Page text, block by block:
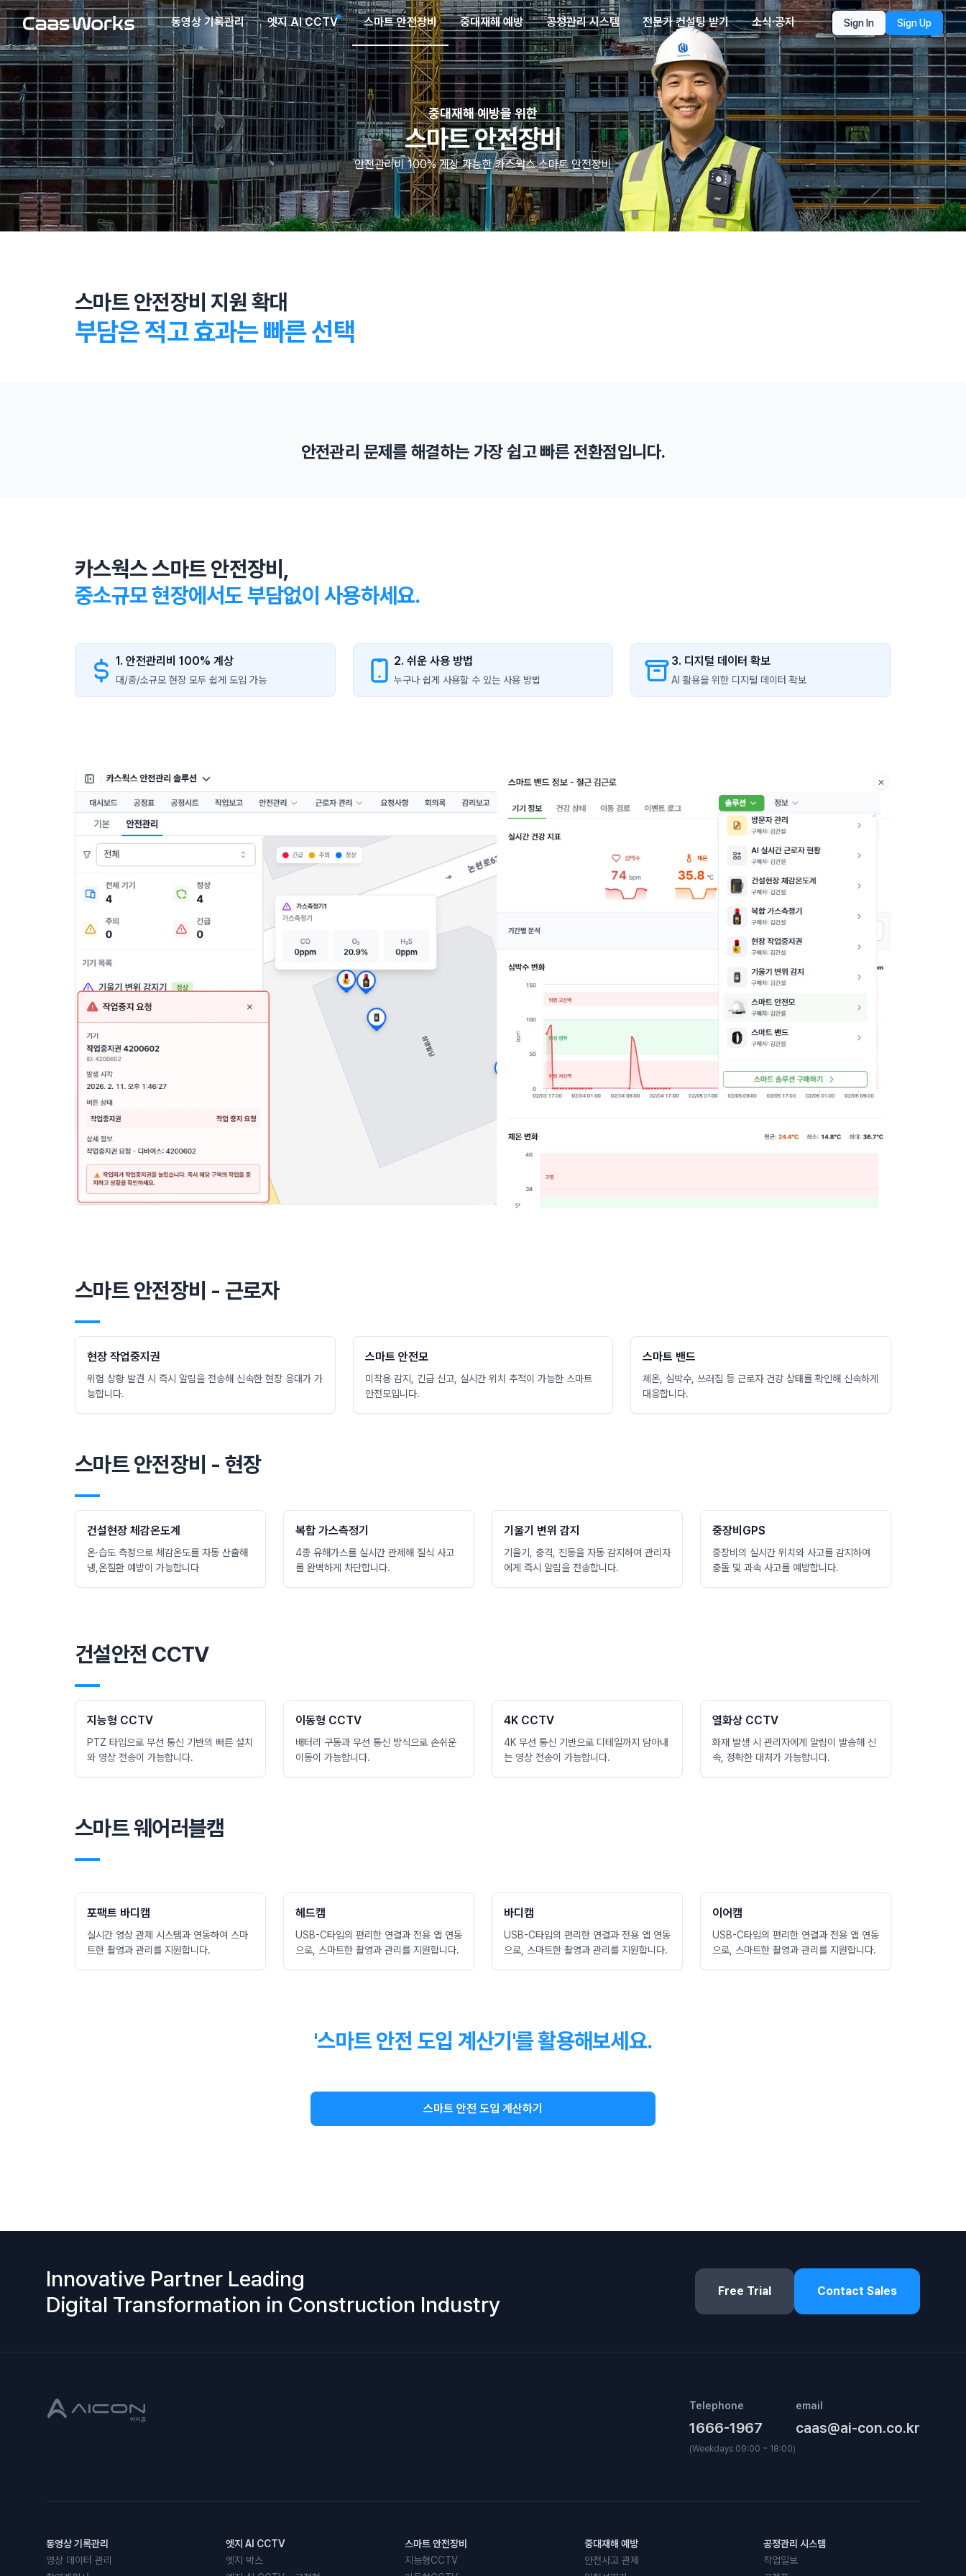
동영상 기록관리 엣지 AI CCTV 스마트 안전장비 중대재해 예방 공정관리 시스템 전문가 컨설팅 받기 소식·공지 Sign In Sign Up
중대재해 예방을 위한
스마트 안전장비
안전관리비 100% 계상 가능한 카스웍스 스마트 안전장비
스마트 안전장비 지원 확대
부담은 적고 효과는 빠른 선택
밀폐공간 공사 바디캠 스마트 장비 지원 확대
안전관리 문제를 해결하는 가장 쉽고 빠른 전환점입니다.
카스웍스 스마트 안전장비,
중소규모 현장에서도 부담없이 사용하세요.
1. 안전관리비 100% 계상
대/중/소규모 현장 모두 쉽게 도입 가능
2. 쉬운 사용 방법
누구나 쉽게 사용할 수 있는 사용 방법
3. 디지털 데이터 확보
AI 활용을 위한 디지털 데이터 확보
스마트 안전장비 - 근로자
―
현장 작업중지권
위험 상황 발견 시 즉시 알림을 전송해 신속한 현장 응대가 가
능합니다.
스마트 안전모
미착용 감지, 긴급 신고, 실시간 위치 추적이 가능한 스마트
안전모입니다.
스마트 밴드
체온, 심박수, 쓰러짐 등 근로자 건강 상태를 확인해 신속하게
대응합니다.
스마트 안전장비 - 현장
―
건설현장 체감온도계
온·습도 측정으로 체감온도를 자동 산출해
냉,온질환 예방이 가능합니다
복합 가스측정기
4종 유해가스를 실시간 관제해 질식 사고
를 완벽하게 차단합니다.
기울기 변위 감지
기울기, 충격, 진동을 자동 감지하여 관리자
에게 즉시 알림을 전송합니다.
중장비GPS
중장비의 실시간 위치와 사고를 감지하여
충돌 및 과속 사고를 예방합니다.
건설안전 CCTV
―
지능형 CCTV
PTZ 타입으로 무선 통신 기반의 빠른 설치
와 영상 전송이 가능합니다.
이동형 CCTV
배터리 구동과 무선 통신 방식으로 손쉬운
이동이 가능합니다.
4K CCTV
4K 무선 통신 기반으로 디테일까지 담아내
는 영상 전송이 가능합니다.
열화상 CCTV
화재 발생 시 관리자에게 알림이 발송해 신
속, 정확한 대처가 가능합니다.
스마트 웨어러블캠
―
포팩트 바디캠
실시간 영상 관제 시스템과 연동하여 스마
트한 촬영과 관리를 지원합니다.
헤드캠
USB-C타입의 편리한 연결과 전용 앱 연동
으로, 스마트한 촬영과 관리를 지원합니다.
바디캠
USB-C타입의 편리한 연결과 전용 앱 연동
으로, 스마트한 촬영과 관리를 지원합니다.
이어캠
USB-C타입의 편리한 연결과 전용 앱 연동
으로, 스마트한 촬영과 관리를 지원합니다.
'스마트 안전 도입 계산기'를 활용해보세요.
스마트 안전 도입 계산하기
Innovative Partner Leading
Digital Transformation in Construction Industry
Free Trial Contact Sales
Telephone
1666-1967
(Weekdays 09:00 ~ 18:00)
email
caas@ai-con.co.kr
동영상 기록관리
영상 데이터 관리
엣지 AI CCTV
엣지 박스
스마트 안전장비
지능형CCTV
중대재해 예방
안전사고 관제
공정관리 시스템
작업일보